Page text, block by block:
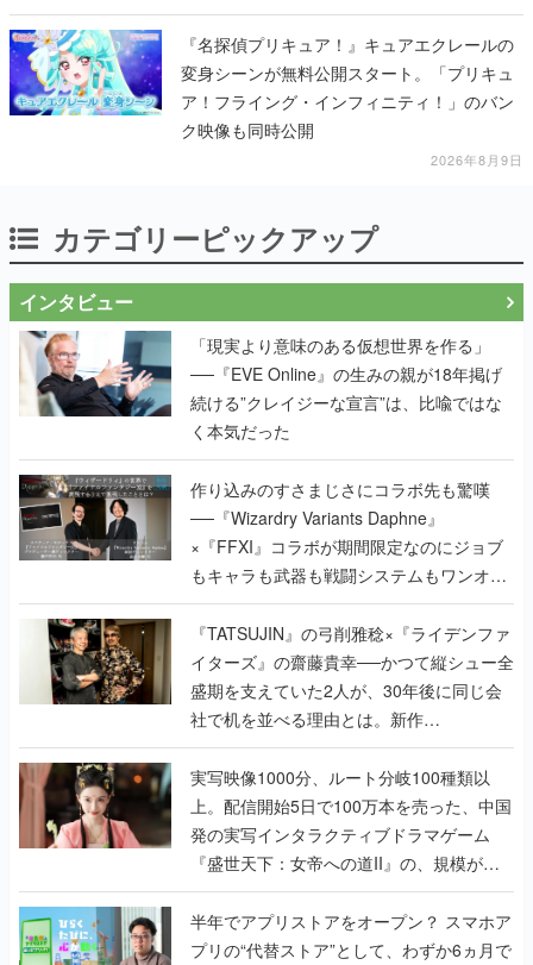
『名探偵プリキュア！』キュアエクレールの
変身シーンが無料公開スタート。「プリキュ
ア！フライング・インフィニティ！」のバン
ク映像も同時公開
2026年8月9日
カテゴリーピックアップ
インタビュー
「現実より意味のある仮想世界を作る」
──『EVE Online』の生みの親が18年掲げ
続ける”クレイジーな宣言”は、比喩ではな
く本気だった
作り込みのすさまじさにコラボ先も驚嘆
──『Wizardry Variants Daphne』
×『FFXI』コラボが期間限定なのにジョブ
もキャラも武器も戦闘システムもワンオフ
で作り込まれた理由を両ディレクターに聞
く
『TATSUJIN』の弓削雅稔×『ライデンファ
イターズ』の齋藤貴幸──かつて縦シュー全
盛期を支えていた2人が、30年後に同じ会
社で机を並べる理由とは。新作
『TATSUJIN EXTREME』で初タッグを組
んだレジェンド2人に訊く開発秘話
実写映像1000分、ルート分岐100種類以
上。配信開始5日で100万本を売った、中国
発の実写インタラクティブドラマゲーム
『盛世天下：女帝への道II』の、規模が違
うこだわりをプロデューサーに聞いた
半年でアプリストアをオープン？ スマホア
プリの“代替ストア”として、わずか6ヵ月で